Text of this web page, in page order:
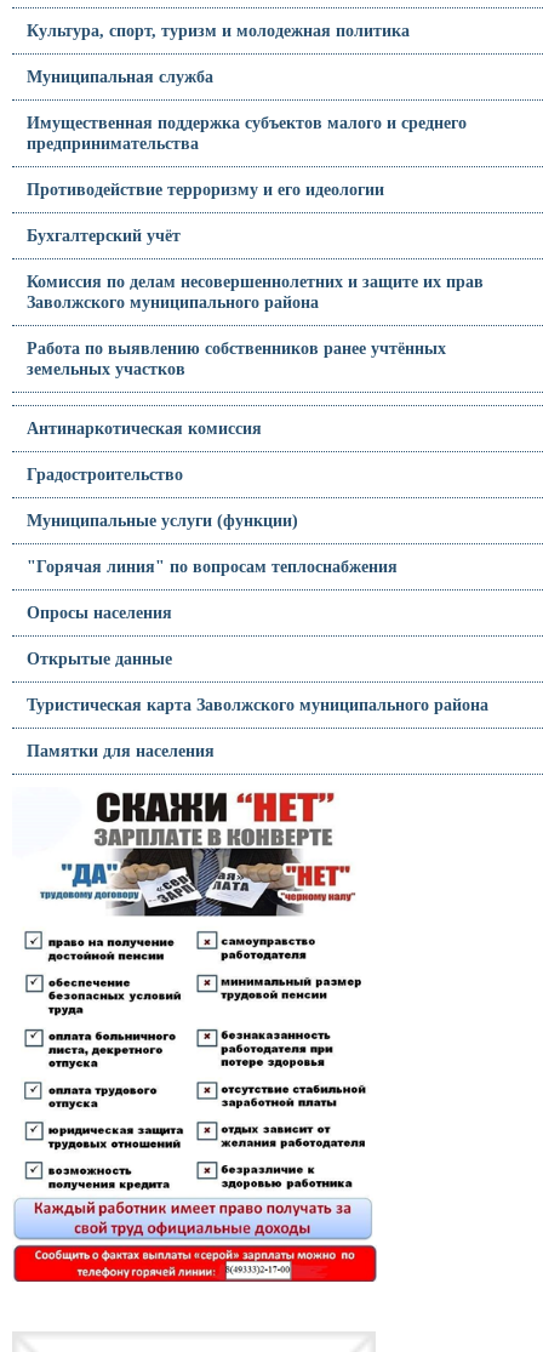
Культура, спорт, туризм и молодежная политика
Муниципальная служба
Имущественная поддержка субъектов малого и среднего
предпринимательства
Противодействие терроризму и его идеологии
Бухгалтерский учёт
Комиссия по делам несовершеннолетних и защите их прав
Заволжского муниципального района
Работа по выявлению собственников ранее учтённых
земельных участков
Антинаркотическая комиссия
Градостроительство
Муниципальные услуги (функции)
"Горячая линия" по вопросам теплоснабжения
Опросы населения
Открытые данные
Туристическая карта Заволжского муниципального района
Памятки для населения